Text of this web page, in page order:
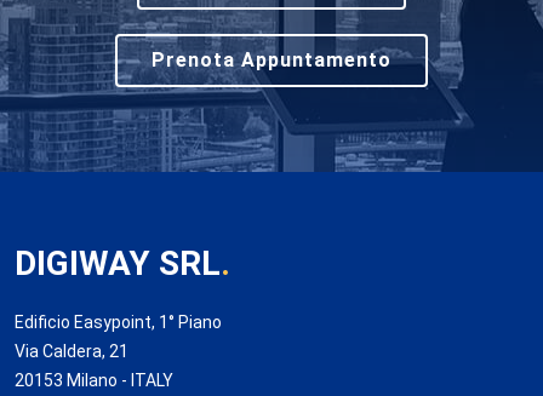
Prenota Appuntamento
DIGIWAY SRL.
Edificio Easypoint, 1° Piano
Via Caldera, 21
20153 Milano - ITALY